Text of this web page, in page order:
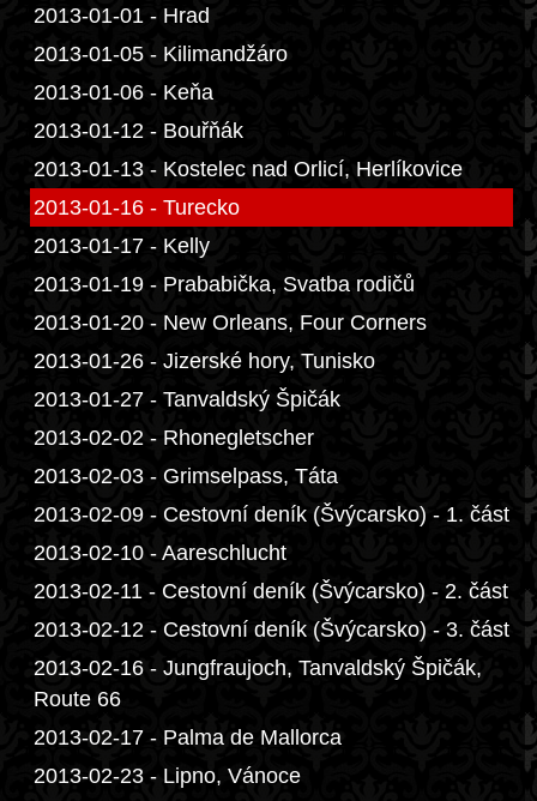
2013-01-01 - Hrad
2013-01-05 - Kilimandžáro
2013-01-06 - Keňa
2013-01-12 - Bouřňák
2013-01-13 - Kostelec nad Orlicí, Herlíkovice
2013-01-16 - Turecko
2013-01-17 - Kelly
2013-01-19 - Prababička, Svatba rodičů
2013-01-20 - New Orleans, Four Corners
2013-01-26 - Jizerské hory, Tunisko
2013-01-27 - Tanvaldský Špičák
2013-02-02 - Rhonegletscher
2013-02-03 - Grimselpass, Táta
2013-02-09 - Cestovní deník (Švýcarsko) - 1. část
2013-02-10 - Aareschlucht
2013-02-11 - Cestovní deník (Švýcarsko) - 2. část
2013-02-12 - Cestovní deník (Švýcarsko) - 3. část
2013-02-16 - Jungfraujoch, Tanvaldský Špičák,
Route 66
2013-02-17 - Palma de Mallorca
2013-02-23 - Lipno, Vánoce